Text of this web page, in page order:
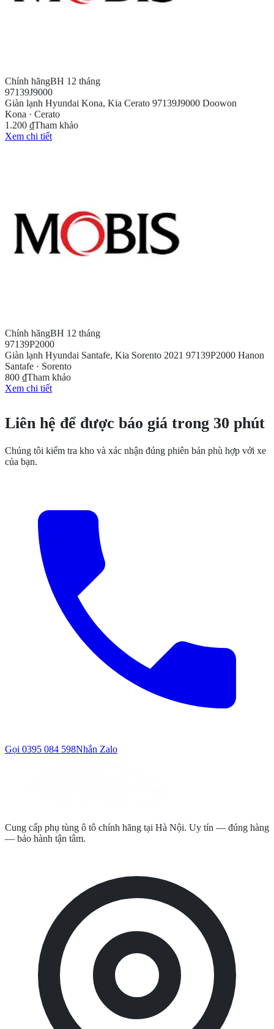
Chính hãngBH 12 tháng
97139J9000
Giàn lạnh Hyundai Kona, Kia Cerato 97139J9000 Doowon
Kona · Cerato
1.200 ₫Tham khảo
Xem chi tiết
Chính hãngBH 12 tháng
97139P2000
Giàn lạnh Hyundai Santafe, Kia Sorento 2021 97139P2000 Hanon
Santafe · Sorento
800 ₫Tham khảo
Xem chi tiết
Liên hệ để được báo giá trong 30 phút
Chúng tôi kiểm tra kho và xác nhận đúng phiên bản phù hợp với xe
của bạn.
Gọi 0395 084 598Nhắn Zalo
Cung cấp phụ tùng ô tô chính hãng tại Hà Nội. Uy tín — đúng hàng
— bảo hành tận tâm.